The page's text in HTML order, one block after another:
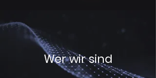
Wer wir sind